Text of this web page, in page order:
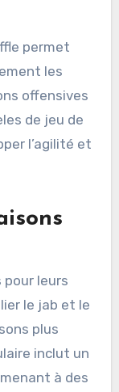
permet
les
offensives
de jeu de
l’agilité et
pour leurs
le jab et le
plus
inclut un
à des